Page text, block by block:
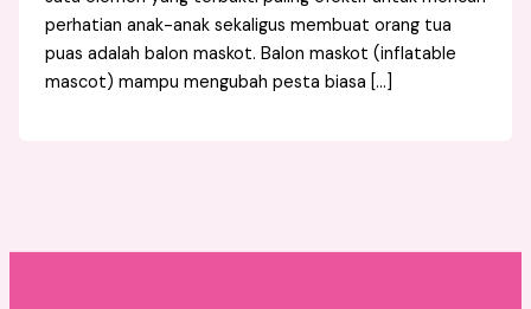
perhatian anak-anak sekaligus membuat orang tua
puas adalah balon maskot. Balon maskot (inflatable
mascot) mampu mengubah pesta biasa […]